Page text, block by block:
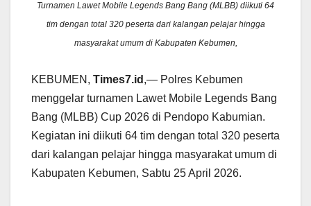
Turnamen Lawet Mobile Legends Bang Bang (MLBB) diikuti 64
tim dengan total 320 peserta dari kalangan pelajar hingga
masyarakat umum di Kabupaten Kebumen,
KEBUMEN, Times7.id ,— Polres Kebumen
menggelar turnamen Lawet Mobile Legends Bang
Bang (MLBB) Cup 2026 di Pendopo Kabumian.
Kegiatan ini diikuti 64 tim dengan total 320 peserta
dari kalangan pelajar hingga masyarakat umum di
Kabupaten Kebumen, Sabtu 25 April 2026.